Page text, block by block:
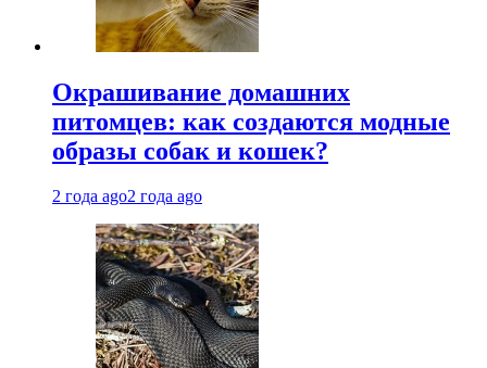
Окрашивание домашних
питомцев: как создаются модные
образы собак и кошек?
2 года ago2 года ago